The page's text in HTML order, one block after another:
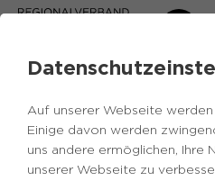
Auf unserer Webseite
Einige davon werden
uns andere ermöglichen, Ihre
unserer Webseite zu
Zurück